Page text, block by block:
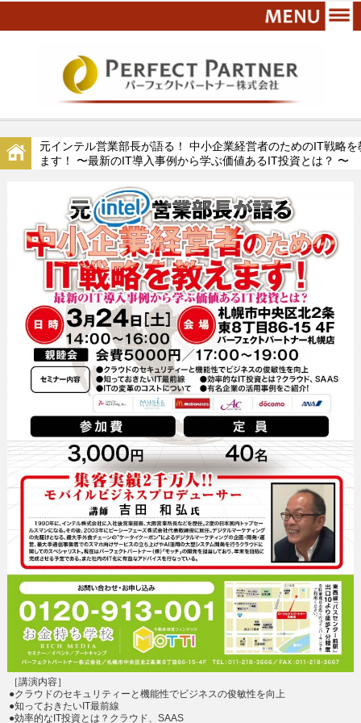
元インテル営業部長が語る！ 中小企業経営者のためのIT戦略を
ます！ 〜最新のIT導入事例から学ぶ価値あるIT投資とは？ 〜
［講演内容］
●クラウドのセキュリティーと機能性でビジネスの俊敏性を向上
●知っておきたいIT最前線
●効率的なIT投資とは？クラウド、SAAS